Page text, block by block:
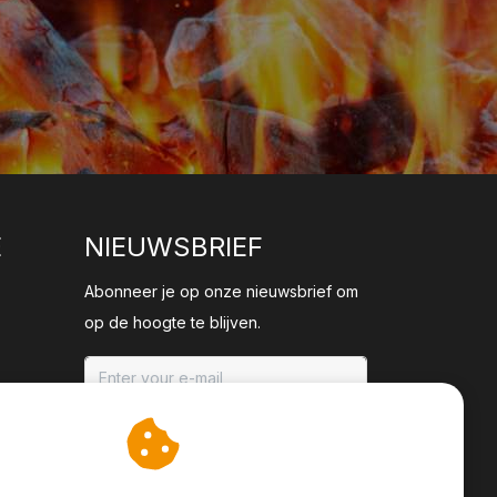
NIEUWSBRIEF
Abonneer je op onze nieuwsbrief om
op de hoogte te blijven.
ABONNEER